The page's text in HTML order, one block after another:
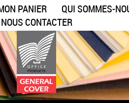
PANIER
QUI SOMMES-
NOUS CONTACTER